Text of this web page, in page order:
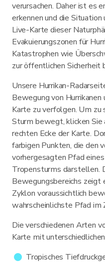
verursachen. Daher ist es
erkennen und die
Live-Karte dieser
Evakuierungszonen für
Katastrophen wie
zur öffentlichen Sicherheit
Unsere Hurrikan-
Bewegung von
Karte zu verfolgen. Um zu
Sturm bewegt, klicken Sie
rechten Ecke der Karte.
farbigen Punkten, die den
vorhergesagten Pfad
Tropensturms darstellen.
Bewegungsbereichs zeigt
Zyklon voraussichtlich
wahrscheinlichste Pfad
Die verschiedenen Arten
Karte mit
Tropisches